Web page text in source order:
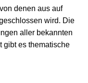
denen aus auf
wird. Die
aller bekannten
gibt es thematische